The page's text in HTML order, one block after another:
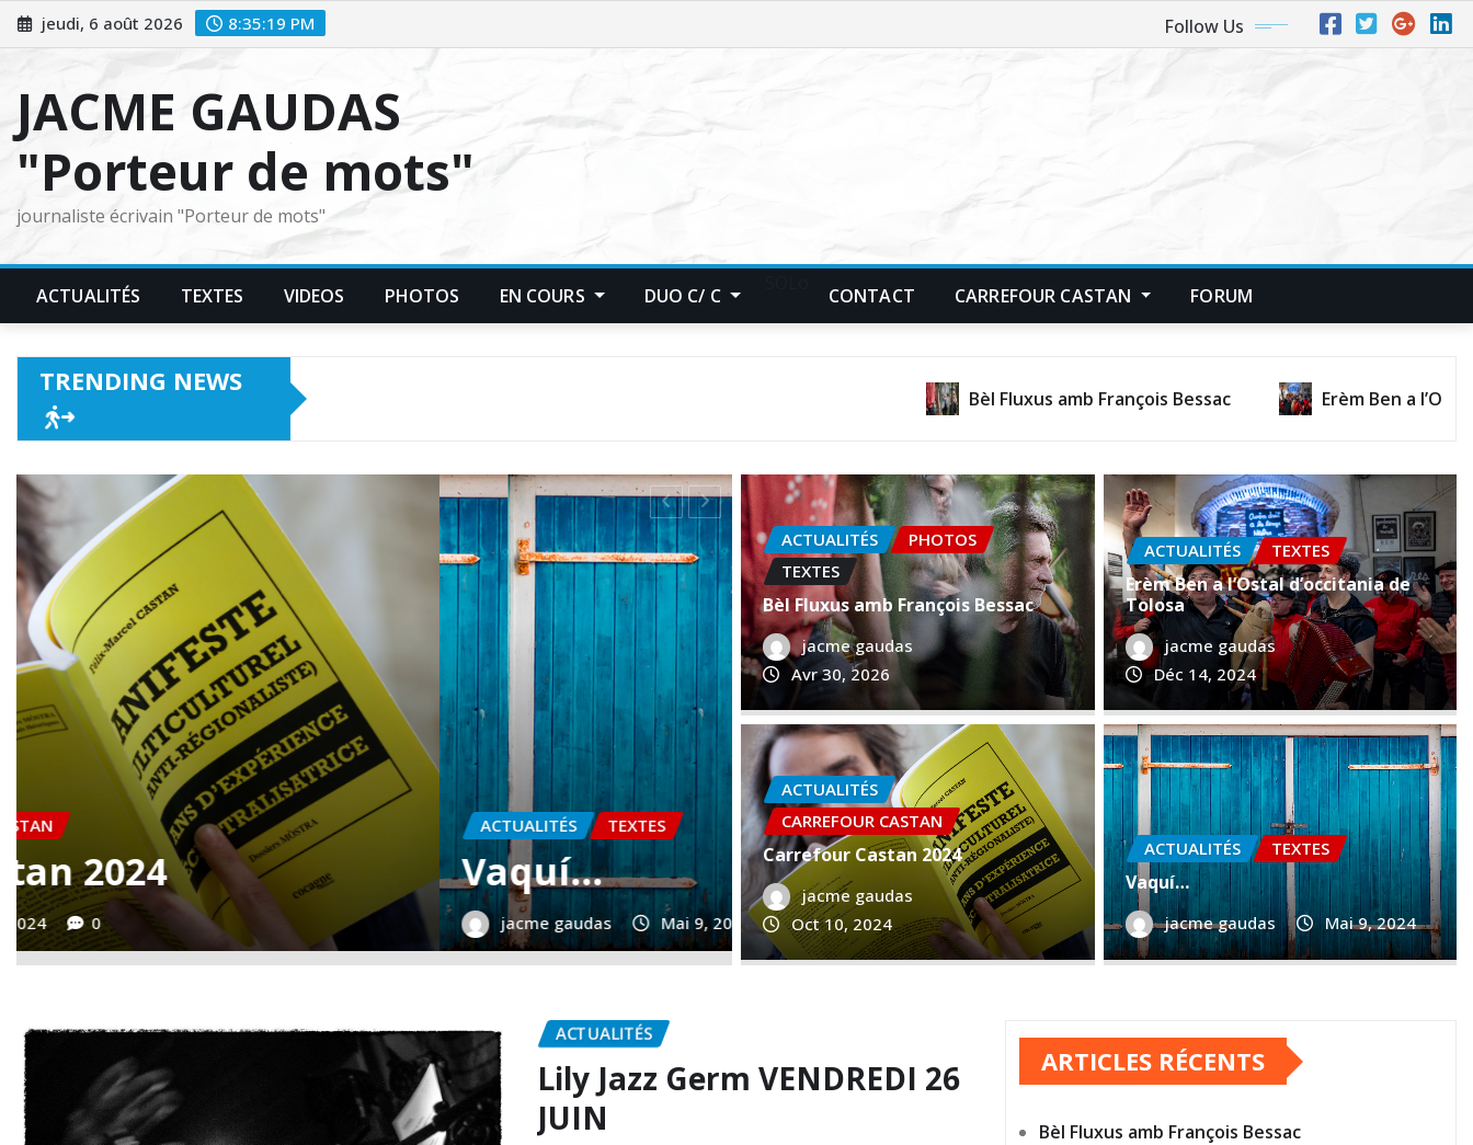
Skip
to
jeudi, 6 août 2026 8:35:20 PM Follow Us
JACME GAUDAS
"Porteur de mots"
journaliste écrivain "Porteur de mots"
ACTUALITÉS TEXTES VIDEOS PHOTOS EN COURS DUO C/ C CONTACT CARREFOUR CASTAN FORUM
TRENDING NEWS
Bèl Fluxus amb François Bessac Erèm Ben a l’Ostal d’occitania de
ACTUALITÉS TEXTES
Vaquí…
jacme gaudas Mai 9, 2024 0
TEXTES
En avons
jacme gaudas Mai 8, 2024
ACTUALITÉS
PHOTOS
TEXTES
Bèl Fluxus amb François Bessac
jacme gaudas
Avr 30, 2026
ACTUALITÉS TEXTES
Erèm Ben a l’Ostal d’occitania de
Tolosa
jacme gaudas
Déc 14, 2024
ACTUALITÉS
CARREFOUR CASTAN
Carrefour Castan 2024
jacme gaudas
Oct 10, 2024
ACTUALITÉS TEXTES
Vaquí…
jacme gaudas Mai 9, 2024
ACTUALITÉS
Lily Jazz Germ VENDREDI 26
JUIN
ARTICLES RÉCENTS
Bèl Fluxus amb François Bessac